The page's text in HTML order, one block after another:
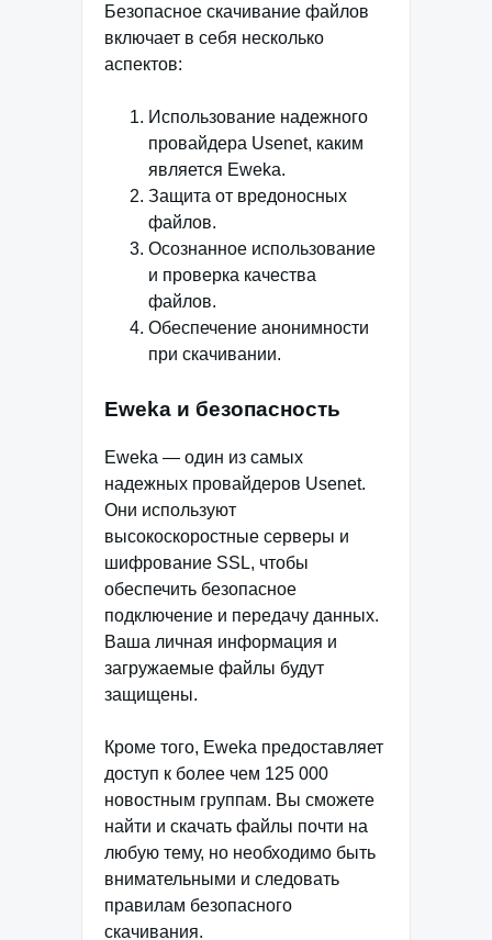
Безопасное скачивание файлов
включает в себя несколько
аспектов:
Использование надежного
провайдера Usenet, каким
является Eweka.
Защита от вредоносных
файлов.
Осознанное использование
и проверка качества
файлов.
Обеспечение анонимности
при скачивании.
Eweka и безопасность
Eweka — один из самых
надежных провайдеров Usenet.
Они используют
высокоскоростные серверы и
шифрование SSL, чтобы
обеспечить безопасное
подключение и передачу данных.
Ваша личная информация и
загружаемые файлы будут
защищены.
Кроме того, Eweka предоставляет
доступ к более чем 125 000
новостным группам. Вы сможете
найти и скачать файлы почти на
любую тему, но необходимо быть
внимательными и следовать
правилам безопасного
скачивания.